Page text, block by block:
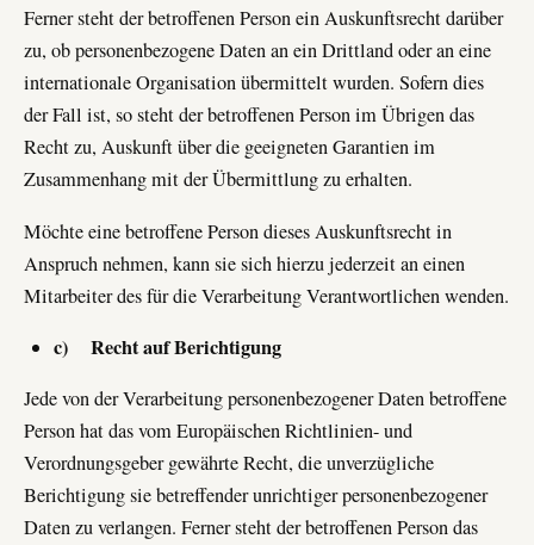
Ferner steht der betroffenen Person ein Auskunftsrecht darüber
zu, ob personenbezogene Daten an ein Drittland oder an eine
internationale Organisation übermittelt wurden. Sofern dies
der Fall ist, so steht der betroffenen Person im Übrigen das
Recht zu, Auskunft über die geeigneten Garantien im
Zusammenhang mit der Übermittlung zu erhalten.
Möchte eine betroffene Person dieses Auskunftsrecht in
Anspruch nehmen, kann sie sich hierzu jederzeit an einen
Mitarbeiter des für die Verarbeitung Verantwortlichen wenden.
c) Recht auf Berichtigung
Jede von der Verarbeitung personenbezogener Daten betroffene
Person hat das vom Europäischen Richtlinien- und
Verordnungsgeber gewährte Recht, die unverzügliche
Berichtigung sie betreffender unrichtiger personenbezogener
Daten zu verlangen. Ferner steht der betroffenen Person das